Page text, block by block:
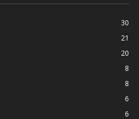
30
21
20
8
8
6
6